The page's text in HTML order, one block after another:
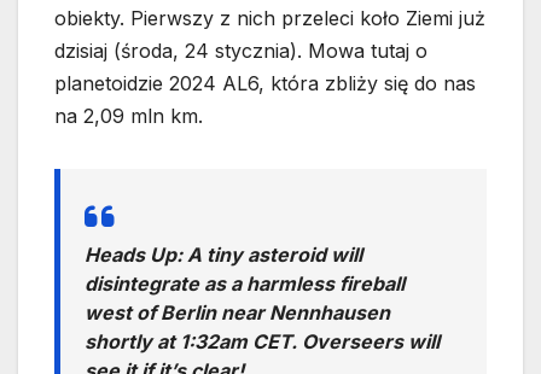
obiekty. Pierwszy z nich przeleci koło Ziemi już
dzisiaj (środa, 24 stycznia). Mowa tutaj o
planetoidzie 2024 AL6, która zbliży się do nas
na 2,09 mln km.
Heads Up: A tiny asteroid will
disintegrate as a harmless fireball
west of Berlin near Nennhausen
shortly at 1:32am CET. Overseers will